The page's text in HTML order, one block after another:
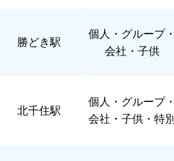
勝どき駅
個人
・グループ・
会社・子供
北千住駅
個人
・グループ・
会社・子供・特別